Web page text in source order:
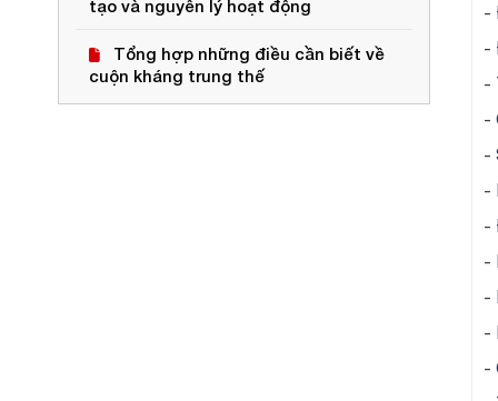
-
-
-
-
-
-
-
-
-
-
-
tạo và nguyên lý hoạt động
Tổng hợp những điều cần biết về
cuộn kháng trung thế